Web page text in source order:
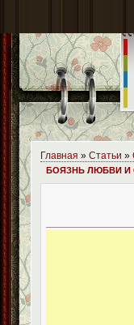
Главная » Статьи »
БОЯЗНЬ ЛЮБВИ